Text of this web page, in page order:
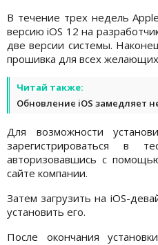
В течение трех недель
версию iOS 12 на
две версии системы.
прошивка для всех
Читай также:
Обновление iOS замедляет
Для возможности
зарегистрироваться в
авторизовавшись с
сайте компании.
Затем загрузить на iOS-
установить его.
После окончания